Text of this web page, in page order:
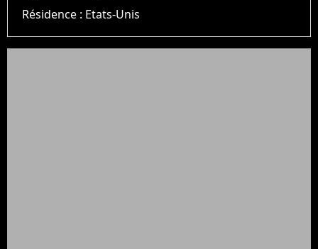
Résidence : Etats-Unis